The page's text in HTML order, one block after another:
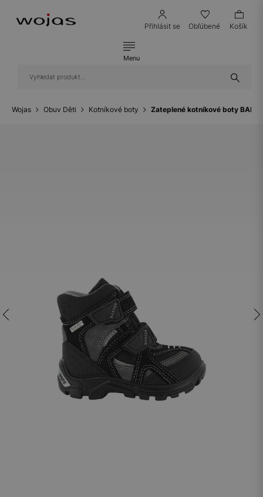
Přihlásit se Obľúbené Košík
Menu
Wojas Obuv Děti Kotníkové boty Zateplené kotníkové boty